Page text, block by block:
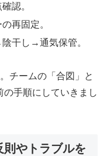
認。
再固定。
干し→通気保管。
チームの「合図」と
の手順にしていきまし
やトラブルを